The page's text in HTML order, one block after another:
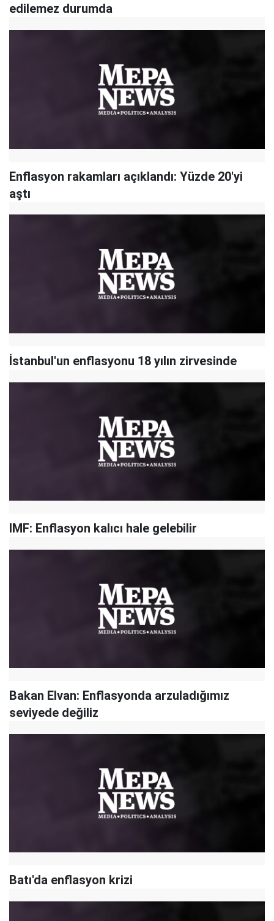
edilemez durumda
Enflasyon rakamları açıklandı: Yüzde 20'yi
aştı
İstanbul'un enflasyonu 18 yılın zirvesinde
IMF: Enflasyon kalıcı hale gelebilir
Bakan Elvan: Enflasyonda arzuladığımız
seviyede değiliz
Batı'da enflasyon krizi